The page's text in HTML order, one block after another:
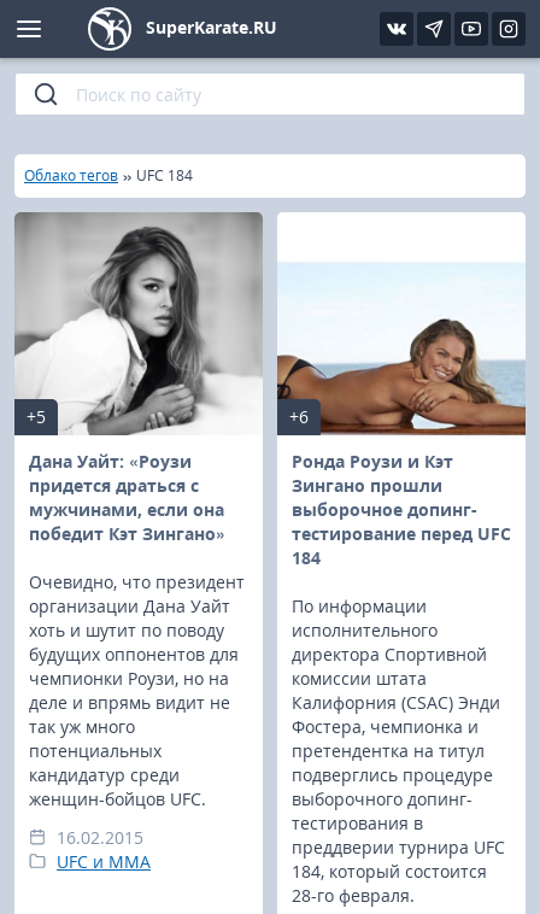
SuperKarate.RU
Главная
»
Облако тегов » UFC 184
+5
Дана Уайт: «Роузи
придется драться с
мужчинами, если она
победит Кэт Зингано»
Очевидно, что президент
организации Дана Уайт
хоть и шутит по поводу
будущих оппонентов для
чемпионки Роузи, но на
деле и впрямь видит не
так уж много
потенциальных
кандидатур среди
женщин-бойцов UFC.
16.02.2015
UFC и MMA
+6
Ронда Роузи и Кэт
Зингано прошли
выборочное допинг-
тестирование перед UFC
184
По информации
исполнительного
директора Спортивной
комиссии штата
Калифорния (CSAC) Энди
Фостера, чемпионка и
претендентка на титул
подверглись процедуре
выборочного допинг-
тестирования в
преддверии турнира UFC
184, который состоится
28-го февраля.
Киокушинкай
Кёкусин (IFK)
Шинкиокушинкай
Кекусин-кан
Кикбоксинг и K-1
Бокс
UFC и MMA
Муай тай
Фото
Видео
Интервью
Статьи
Уроки каратэ
Файлы
Библиотека